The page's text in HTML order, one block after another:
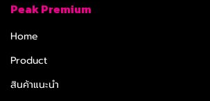
Peak Premium
Home
Product
สินค้าแนะนำ